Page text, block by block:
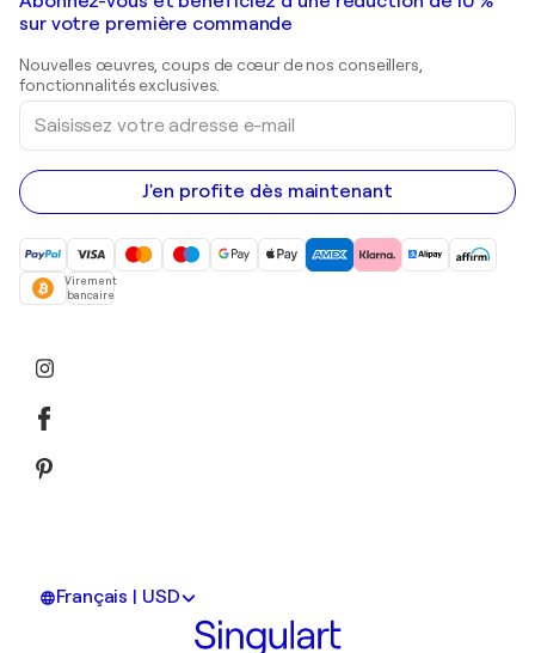
Shepard Fairey
Peintures de paysage
Estampes
Peintures acryliques
Galeries d'art en Belgique
sur votre première commande
Nouvelles œuvres, coups de cœur de nos conseillers,
fonctionnalités exclusives.
Saisissez
votre
adresse
e-
mail
J'en profite dès maintenant
Virement
bancaire
Français | USD